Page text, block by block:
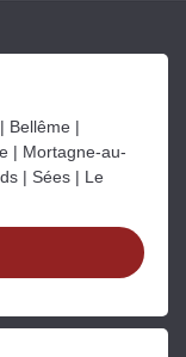
estimation
Bellême |
| Mortagne-au-
| Sées | Le